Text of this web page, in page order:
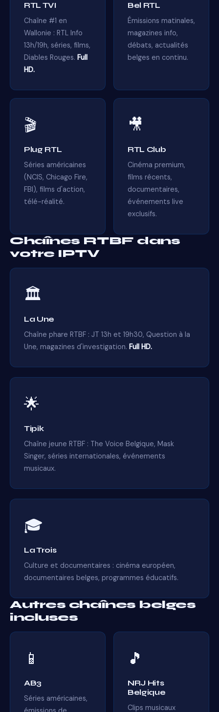
RTL TVI
Chaîne #1 en
Wallonie : RTL Info
13h/19h, séries, films,
Diables Rouges. Full
HD.
Bel RTL
Émissions matinales,
magazines info,
débats, actualités
belges en continu.
🎬
Plug RTL
Séries américaines
(NCIS, Chicago Fire,
FBI), films d'action,
télé-réalité.
🎥
RTL Club
Cinéma premium,
films récents,
documentaires,
événements live
exclusifs.
Chaînes RTBF dans
votre IPTV
🏛️
La Une
Chaîne phare RTBF : JT 13h et 19h30, Question à la
Une, magazines d'investigation. Full HD.
🌟
Tipik
Chaîne jeune RTBF : The Voice Belgique, Mask
Singer, séries internationales, événements
musicaux.
🎓
La Trois
Culture et documentaires : cinéma européen,
documentaires belges, programmes éducatifs.
Autres chaînes belges
incluses
📱
AB3
Séries américaines,
🎵
NRJ Hits
Belgique
Clips musicaux